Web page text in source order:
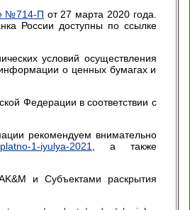
№714-П от 27 марта 2020 года.
России доступны по ссылке
условий осуществления
о ценных бумагах и
Федерации в соответствии с
рекомендуем внимательно
1-iyulya-2021
, а также
и Субъектами раскрытия